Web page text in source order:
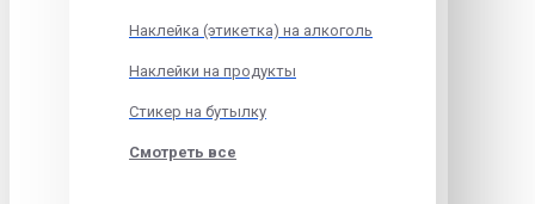
Наклейка (этикетка) на алкоголь
Наклейки на продукты
Стикер на бутылку
Смотреть все